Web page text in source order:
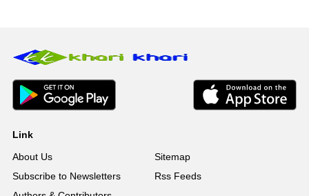
Link
About Us
Sitemap
Subscribe to Newsletters
Rss Feeds